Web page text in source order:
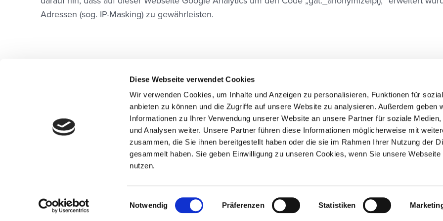
Diese Webseite verwendet Cookies
Wir verwenden Cookies, um Inhalte und Anzeigen zu personalisieren, Funktionen für
anbieten zu können und die Zugriffe auf unsere Website zu analysieren. Außerdem geben
Informationen zu Ihrer Verwendung unserer Website an unsere Partner für soziale Medien,
und Analysen weiter. Unsere Partner führen diese Informationen möglicherweise mit
zusammen, die Sie ihnen bereitgestellt haben oder die sie im Rahmen Ihrer Nutzung der
gesammelt haben. Sie geben Einwilligung zu unseren Cookies, wenn Sie unsere Webseite
nutzen.
Einwilligungsauswahl
Notwendig Präferenzen Statistiken
Adressen (sog. IP-Masking) zu gewährleisten.
microm
Micromarketing-Systeme und
Consult GmbH
Hammfelddamm 13
41460 Neuss
Datenschutz Sitemap Kontakt AGB